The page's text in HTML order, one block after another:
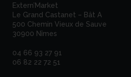
Extern’Market
Le Grand Castanet – Bât A
500 Chemin Vieux de Sauve
30900 Nîmes
04 66 93 27 91
06 82 22 72 51